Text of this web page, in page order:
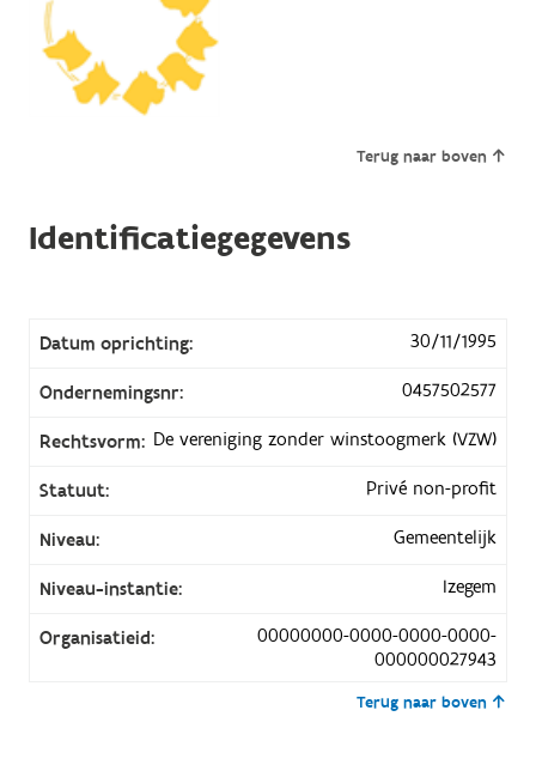
Terug naar boven
Identificatiegegevens
Datum oprichting: 30/11/1995
Ondernemingsnr: 0457502577
Rechtsvorm: De vereniging zonder winstoogmerk (VZW)
Statuut: Privé non-profit
Niveau: Gemeentelijk
Niveau-instantie: Izegem
Organisatieid:
00000000-0000-0000-0000-
000000027943
Terug naar boven